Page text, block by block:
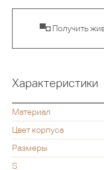
▀◘ Получить
Характеристики
Материал
Цвет корпуса
Размеры
S